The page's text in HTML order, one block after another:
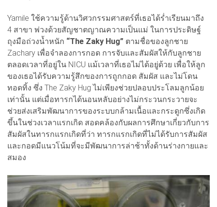
Yamile ใช้ความรู้ด้านวิศวกรรมศาสตร์ที่เธอได้ร่ำเรียนมาถึง
4 สาขา พ่วงด้วยสัญชาตญาณความเป็นแม่ ในการประดิษฐ์
ถุงมือถ่วงน้ำหนัก “The Zaky Hug” ตามชื่อของลูกชาย
Zachary เพื่อจำลองการกอด การจับและสัมผัสให้กับลูกชาย
ตลอดเวลาที่อยู่ใน NICU แม้เวลาที่เธอไม่ได้อยู่ด้วย เพื่อให้ลูก
ของเธอได้รับความรู้สึกของการถูกกอด สัมผัส และไม่โดน
ทอดทิ้ง ซึ่ง The Zaky Hug ไม่เพียงช่วยปลอบประโลมลูกน้อย
เท่านั้น แต่เมื่อทารกได้นอนหลับอย่างไม่กระวนกระวายจะ
ช่วยส่งเสริมพัฒนาการของระบบกล้ามเนื้อและกระดูกซึ่งเกิด
ขึ้นในช่วงเวลาแรกเกิด สอดคล้องกับผลการศึกษาเกี่ยวกับการ
สัมผัสในทารกแรกเกิดที่ว่า ทารกแรกเกิดที่ไม่ได้รับการสัมผัส
และกอดมีแนวโน้มที่จะมีพัฒนาการล่าช้าทั้งด้านร่างกายและ
สมอง